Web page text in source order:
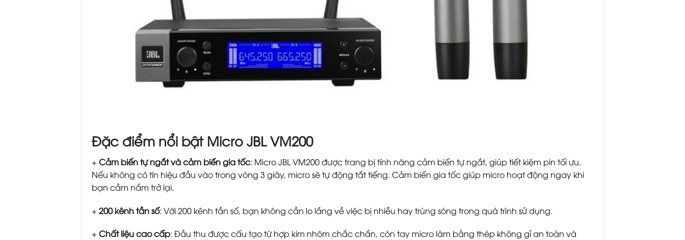
Đặc điểm nổi bật Micro JBL VM200
+ Cảm biến tự ngắt và cảm biến gia tốc: Micro JBL VM200 được trang bị tính năng cảm biến tự ngắt, giúp tiết kiệm pin tối ưu.
Nếu không có tín hiệu đầu vào trong vòng 3 giây, micro sẽ tự động tắt tiếng. Cảm biến gia tốc giúp micro hoạt động ngay khi
bạn cầm nắm trở lại.
+ 200 kênh tần số: Với 200 kênh tần số, bạn không cần lo lắng về việc bị nhiễu hay trùng sóng trong quá trình sử dụng.
+ Chất liệu cao cấp: Đầu thu được cấu tạo từ hợp kim nhôm chắc chắn, còn tay micro làm bằng thép không gỉ an toàn và